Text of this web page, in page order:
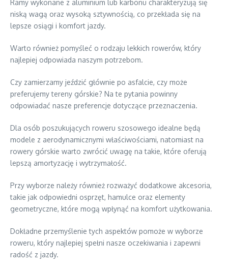
Ramy wykonane z aluminium lub karbonu charakteryzują się
niską wagą oraz wysoką sztywnością, co przekłada się na
lepsze osiągi i komfort jazdy.
Warto również pomyśleć o rodzaju lekkich rowerów, który
najlepiej odpowiada naszym potrzebom.
Czy zamierzamy jeździć głównie po asfalcie, czy może
preferujemy tereny górskie? Na te pytania powinny
odpowiadać nasze preferencje dotyczące przeznaczenia.
Dla osób poszukujących roweru szosowego idealne będą
modele z aerodynamicznymi właściwościami, natomiast na
rowery górskie warto zwrócić uwagę na takie, które oferują
lepszą amortyzację i wytrzymałość.
Przy wyborze należy również rozważyć dodatkowe akcesoria,
takie jak odpowiedni osprzęt, hamulce oraz elementy
geometryczne, które mogą wpłynąć na komfort użytkowania.
Dokładne przemyślenie tych aspektów pomoże w wyborze
roweru, który najlepiej spełni nasze oczekiwania i zapewni
radość z jazdy.